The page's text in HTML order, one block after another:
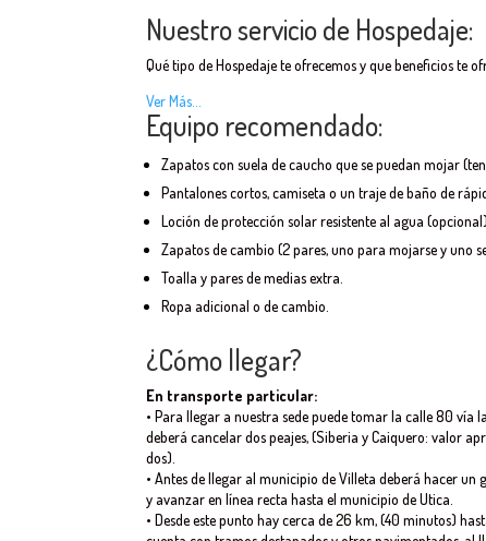
Nuestro servicio de Hospedaje:
Qué tipo de Hospedaje te ofrecemos y que beneficios te
Ver Más…
Equipo recomendado:
Zapatos con suela de caucho que se puedan mojar
Pantalones cortos, camiseta o un traje de baño de
Loción de protección solar resistente al agua
Zapatos de cambio (2 pares, uno para mojarse y uno
Toalla y pares de medias extra.
Ropa adicional o de cambio.
¿Cómo llegar?
En transporte particular:
• Para llegar a nuestra sede puede tomar la calle 80 vía
deberá cancelar dos peajes, (Siberia y Caiquero: valor
dos).
• Antes de llegar al municipio de Villeta deberá hacer un
y avanzar en línea recta hasta el municipio de Utica.
• Desde este punto hay cerca de 26 km, (40 minutos)